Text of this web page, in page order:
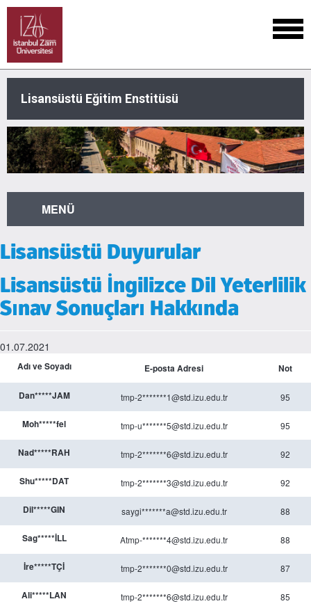
Lisansüstü Eğitim Enstitüsü
MENÜ
Lisansüstü Duyurular
Lisansüstü İngilizce Dil Yeterlilik
Sınav Sonuçları Hakkında
01.07.2021
Adı ve Soyadı E-posta Adresi Not
Dan*****JAM tmp-2*******1@std.izu.edu.tr 95
Moh*****fel tmp-u*******5@std.izu.edu.tr 95
Nad*****RAH tmp-2*******6@std.izu.edu.tr 92
Shu*****DAT tmp-2*******3@std.izu.edu.tr 92
Dil*****GIN saygi*******a@std.izu.edu.tr 88
Sag*****İLL Atmp-*******4@std.izu.edu.tr 88
İre*****TÇİ tmp-2*******0@std.izu.edu.tr 87
Ali*****LAN tmp-2*******6@std.izu.edu.tr 85